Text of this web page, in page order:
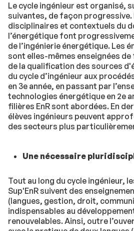
Le cycle ingénieur est organisé,
suivantes, de façon
disciplinaires et contextuels du
l’énergétique font
de l’ingénierie énergétique. Les
sont elles-mêmes enseignées
de la qualification des sources
du cycle d’ingénieur aux
en 3e année, en passant par
technologies énergétique en 2e
filières EnR sont abordées. En
élèves ingénieurs peuvent
des secteurs plus
Une nécessaire
Tout au long du cycle ingénieur,
Sup'EnR suivent des
(langues, gestion, droit,
indispensables au
renouvelables. Ainsi, outre